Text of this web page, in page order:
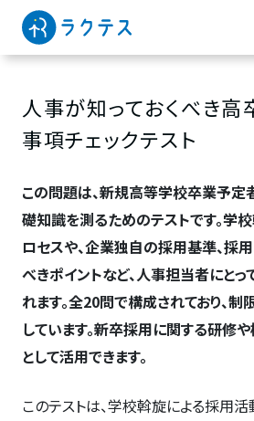
人事が知っておくべき
事項チェックテスト
この問題は、新規高等学校卒業予定
礎知識を測るためのテストです。学
ロセスや、企業独自の採用基準、採
べきポイントなど、人事担当者にと
れます。全20問で構成されており、
しています。新卒採用に関する研修
として活用できます。
このテストは、学校斡旋による採用